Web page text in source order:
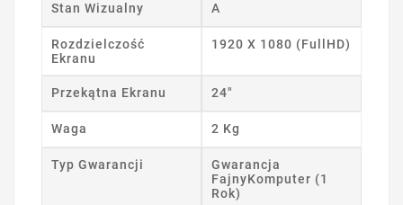
Stan Wizualny A
Rozdzielczość
Ekranu
1920 X 1080 (FullHD)
Przekątna Ekranu 24"
Waga 2 Kg
Typ Gwarancji
Gwarancja
FajnyKomputer (1
Rok)